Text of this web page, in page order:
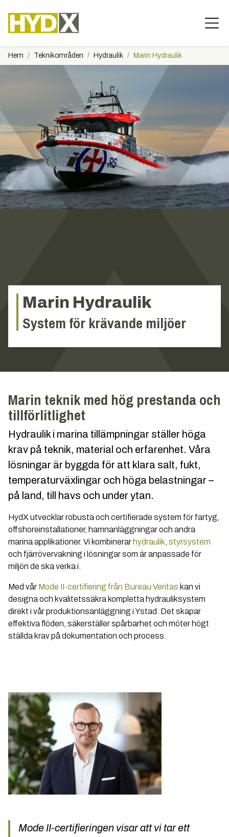
Hem Teknikområden Hydraulik Marin Hydraulik
Marin Hydraulik
System för krävande miljöer
Marin teknik med hög prestanda och
tillförlitlighet
Hydraulik i marina tillämpningar ställer höga
krav på teknik, material och erfarenhet. Våra
lösningar är byggda för att klara salt, fukt,
temperaturväxlingar och höga belastningar –
på land, till havs och under ytan.
HydX utvecklar robusta och certifierade system för fartyg,
offshoreinstallationer, hamnanläggningar och andra
marina applikationer. Vi kombinerar hydraulik styrsystem
och fjärrövervakning i lösningar som är anpassade för
miljön de ska verka i.
Med vår Mode II-certifiering från Bureau Veritas kan vi
designa och kvalitetssäkra kompletta hydrauliksystem
direkt i vår produktionsanläggning i Ystad. Det skapar
effektiva flöden, säkerställer spårbarhet och möter högt
ställda krav på dokumentation och process.
Mode II-certifieringen visar att vi tar ett